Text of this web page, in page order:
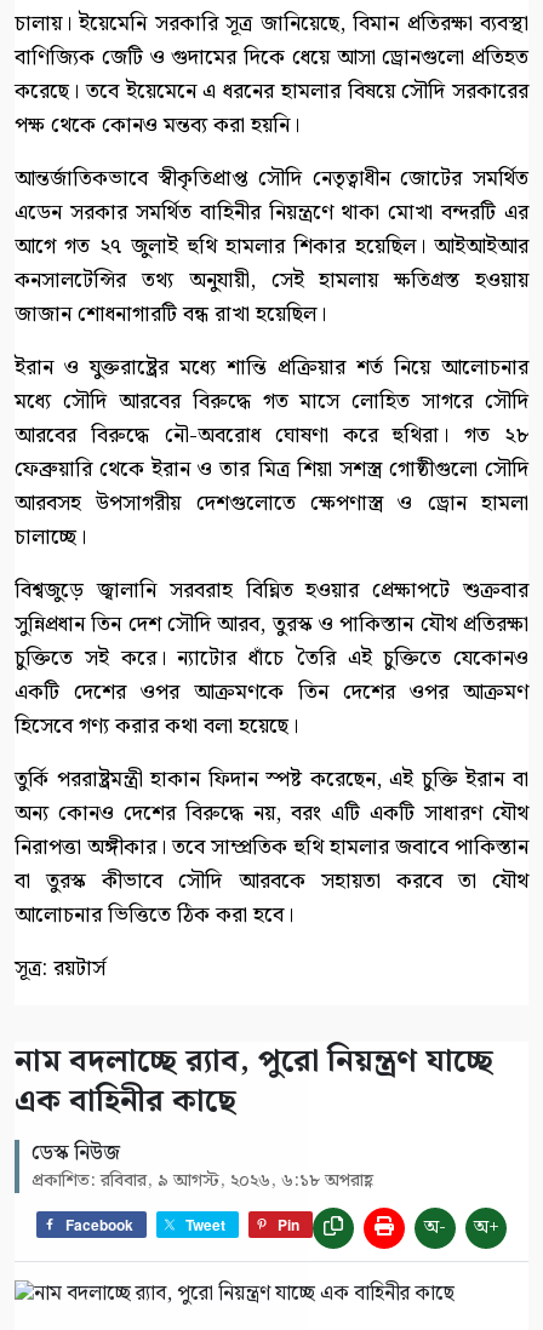
চালায়। ইয়েমেনি সরকারি সূত্র জানিয়েছে, বিমান প্রতিরক্ষা ব্যবস্থা
বাণিজ্যিক জেটি ও গুদামের দিকে ধেয়ে আসা ড্রোনগুলো প্রতিহত
করেছে। তবে ইয়েমেনে এ ধরনের হামলার বিষয়ে সৌদি সরকারের
পক্ষ থেকে কোনও মন্তব্য করা হয়নি।
আন্তর্জাতিকভাবে স্বীকৃতিপ্রাপ্ত সৌদি নেতৃত্বাধীন জোটের সমর্থিত
এডেন সরকার সমর্থিত বাহিনীর নিয়ন্ত্রণে থাকা মোখা বন্দরটি এর
আগে গত ২৭ জুলাই হুথি হামলার শিকার হয়েছিল। আইআইআর
কনসালটেন্সির তথ্য অনুযায়ী, সেই হামলায় ক্ষতিগ্রস্ত হওয়ায়
জাজান শোধনাগারটি বন্ধ রাখা হয়েছিল।
ইরান ও যুক্তরাষ্ট্রের মধ্যে শান্তি প্রক্রিয়ার শর্ত নিয়ে আলোচনার
মধ্যে সৌদি আরবের বিরুদ্ধে গত মাসে লোহিত সাগরে সৌদি
আরবের বিরুদ্ধে নৌ-অবরোধ ঘোষণা করে হুথিরা। গত ২৮
ফেব্রুয়ারি থেকে ইরান ও তার মিত্র শিয়া সশস্ত্র গোষ্ঠীগুলো সৌদি
আরবসহ উপসাগরীয় দেশগুলোতে ক্ষেপণাস্ত্র ও ড্রোন হামলা
চালাচ্ছে।
বিশ্বজুড়ে জ্বালানি সরবরাহ বিঘ্নিত হওয়ার প্রেক্ষাপটে শুক্রবার
সুন্নিপ্রধান তিন দেশ সৌদি আরব, তুরস্ক ও পাকিস্তান যৌথ প্রতিরক্ষা
চুক্তিতে সই করে। ন্যাটোর ধাঁচে তৈরি এই চুক্তিতে যেকোনও
একটি দেশের ওপর আক্রমণকে তিন দেশের ওপর আক্রমণ
হিসেবে গণ্য করার কথা বলা হয়েছে।
তুর্কি পররাষ্ট্রমন্ত্রী হাকান ফিদান স্পষ্ট করেছেন, এই চুক্তি ইরান বা
অন্য কোনও দেশের বিরুদ্ধে নয়, বরং এটি একটি সাধারণ যৌথ
নিরাপত্তা অঙ্গীকার। তবে সাম্প্রতিক হুথি হামলার জবাবে পাকিস্তান
বা তুরস্ক কীভাবে সৌদি আরবকে সহায়তা করবে তা যৌথ
আলোচনার ভিত্তিতে ঠিক করা হবে।
সূত্র: রয়টার্স
নাম বদলাচ্ছে র‌্যাব, পুরো নিয়ন্ত্রণ যাচ্ছে
এক বাহিনীর কাছে
ডেস্ক নিউজ
প্রকাশিত: রবিবার, ৯ আগস্ট, ২০২৬, ৬:১৮ অপরাহ্ণ
Facebook Tweet Pin অ- অ+